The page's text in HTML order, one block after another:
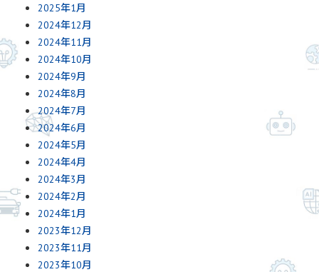
2025年1月
2024年12月
2024年11月
2024年10月
2024年9月
2024年8月
2024年7月
2024年6月
2024年5月
2024年4月
2024年3月
2024年2月
2024年1月
2023年12月
2023年11月
2023年10月